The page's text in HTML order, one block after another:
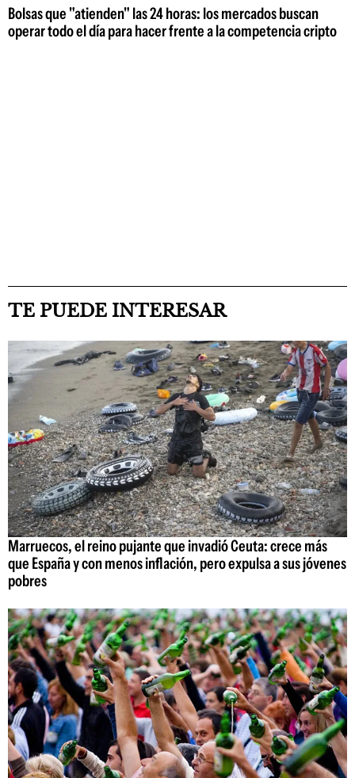
Bolsas que "atienden" las 24 horas: los mercados buscan
operar todo el día para hacer frente a la competencia cripto
TE PUEDE INTERESAR
Marruecos, el reino pujante que invadió Ceuta: crece más
que España y con menos inflación, pero expulsa a sus jóvenes
pobres